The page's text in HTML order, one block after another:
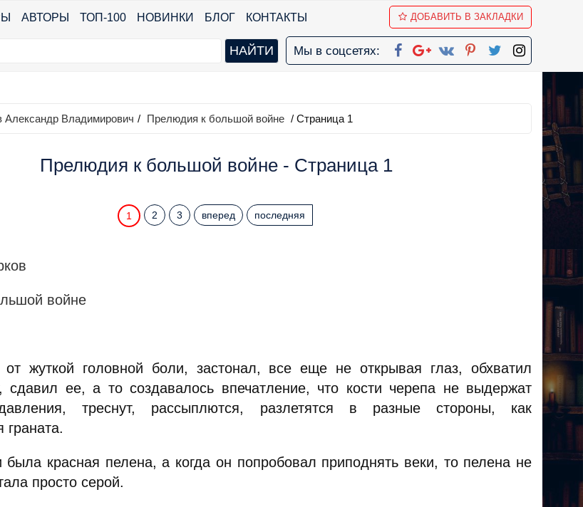
АВТОРЫ ТОП-100 НОВИНКИ БЛОГ КОНТАКТЫ ДОБАВИТЬ В ЗАКЛАДКИ
Мы в соцсетях:
Александр Владимирович / Прелюдия к большой войне / Страница 1
Прелюдия к большой войне - Страница 1
1 2 3 вперед последняя
войне
жуткой головной боли, застонал, все еще не открывая глаз, обхватил
сдавил ее, а то создавалось впечатление, что кости черепа не выдержат
давления, треснут, рассыплются, разлетятся в разные стороны, как
граната.
была красная пелена, а когда он попробовал приподнять веки, то пелена не
просто серой.